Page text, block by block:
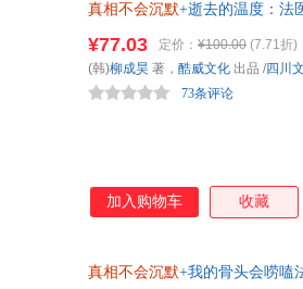
刑侦与法医类干货。秦明在每
与第1季“都市篇”不同，“山海
案侦查。野外痕迹更易消失、
医秦明将引领
真相不会沉默+逝去的温度：法
¥77.03 定价： ¥100.00 (7.71折)
73条评论
(韩)柳成昊 著， 酷威文化 出品 /四川
加入购物车 收藏
真相不会沉默+我的骨头会唠嗑